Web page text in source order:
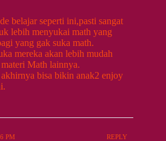
belajar seperti ini,pasti sangat
lebih menyukai math yang
yang gak suka math.
mereka akan lebih mudah
Math lainnya.
bisa bikin anak2 enjoy
PM REPLY